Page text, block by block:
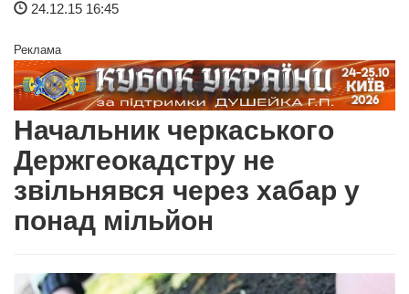
24.12.15 16:45
Реклама
Начальник черкаського
Держгеокадстру не
звільнявся через хабар у
понад мільйон